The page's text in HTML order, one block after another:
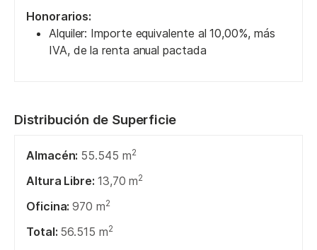
Honorarios:
Alquiler: Importe equivalente al 10,00%, más
IVA, de la renta anual pactada
Distribución de Superficie
Almacén: 55.545 m2
Altura Libre: 13,70 m2
Oficina:970 m2
Total: 56.515 m2